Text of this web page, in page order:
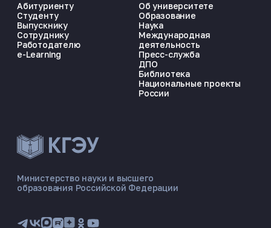
ЭНЕРГОКОД — ПОМОЩНИК КГЭУ
📋 Приёмная комиссия
🏠 Общежитие
Министерство науки и высшего
образования Российской Федерации
Абитуриенту
Студенту
Выпускнику
Сотруднику
Работодателю
e-Learning
Об университете
Образование
Наука
Международная
деятельность
Пресс-служба
ДПО
Библиотека
Национальные проекты
России